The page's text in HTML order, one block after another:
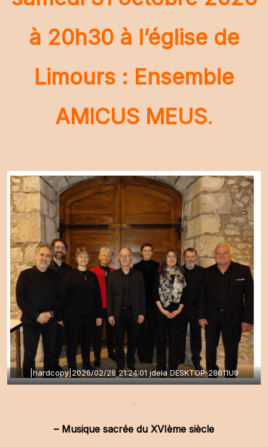
à 20h30 à l’église de
Limours : Ensemble
AMICUS MEUS.
|hardcopy|2026/02/28 21:24:01 jdela DESKTOP-28611U9
.
– Musique sacrée du XVIème siècle